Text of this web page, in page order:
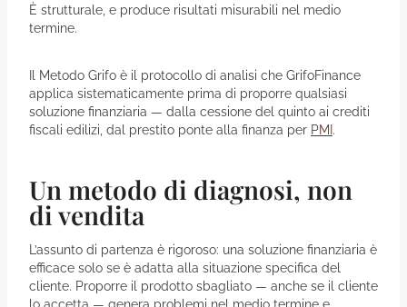
È strutturale, e produce risultati misurabili nel medio
termine.
Il Metodo Grifo è il protocollo di analisi che GrifoFinance
applica sistematicamente prima di proporre qualsiasi
soluzione finanziaria — dalla cessione del quinto ai crediti
fiscali edilizi, dal prestito ponte alla finanza per PMI .
Un metodo di diagnosi, non
di vendita
L’assunto di partenza è rigoroso: una soluzione finanziaria è
efficace solo se è adatta alla situazione specifica del
cliente. Proporre il prodotto sbagliato — anche se il cliente